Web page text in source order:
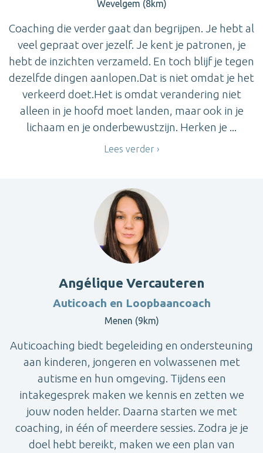
Wevelgem (8km)
Coaching die verder gaat dan begrijpen. Je hebt al
veel gepraat over jezelf. Je kent je patronen, je
hebt de inzichten verzameld. En toch blijf je tegen
dezelfde dingen aanlopen.Dat is niet omdat je het
verkeerd doet.Het is omdat verandering niet
alleen in je hoofd moet landen, maar ook in je
lichaam en je onderbewustzijn. Herken je ...
Lees verder
Angélique Vercauteren
Auticoach en Loopbaancoach
Menen (9km)
Auticoaching biedt begeleiding en ondersteuning
aan kinderen, jongeren en volwassenen met
autisme en hun omgeving. Tijdens een
intakegesprek maken we kennis en zetten we
jouw noden helder. Daarna starten we met
coaching, in één of meerdere sessies. Zodra je je
doel hebt bereikt, maken we een plan van